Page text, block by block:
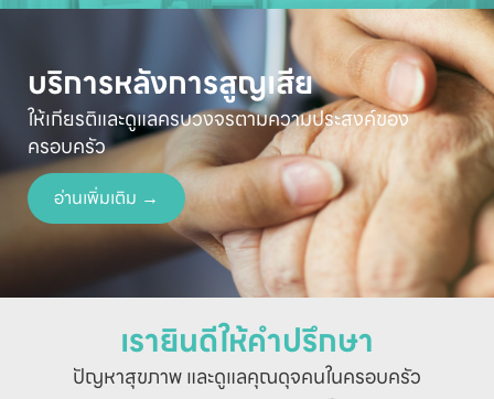
บริการหลังการสูญเสีย
ให้เกียรติและดูแลครบวงจรตามความประสงค์ของ
ครอบครัว
อ่านเพิ่มเติม →
เรายินดีให้คำปรึกษา
ปัญหาสุขภาพ และดูแลคุณดุจคนในครอบครัว